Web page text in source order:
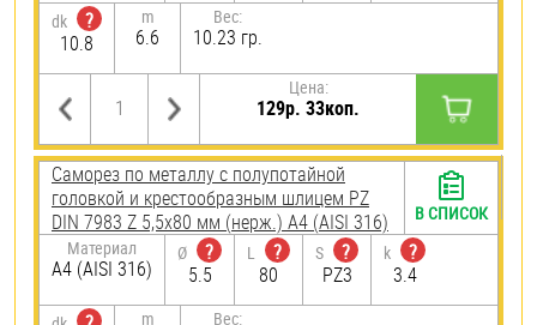
dk
?
10.8
m
6.6
Вес:
10.23 гр.
Цена:
129р. 33коп.
Саморез по металлу с полупотайной
головкой и крестообразным шлицем PZ
DIN 7983 Z 5,5х80 мм (нерж.) A4 (AISI 316)
Материал
A4 (AISI 316)
Ø
?
5.5
L
?
80
S
?
PZ3
k
?
3.4
m Вес:
В СПИСОК